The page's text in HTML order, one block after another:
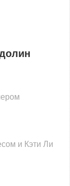
и Кэти Ли